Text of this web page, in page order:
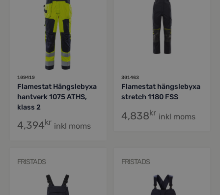
109419
Flamestat Hängslebyxa
hantverk 1075 ATHS,
klass 2
4,394kr inkl moms
301463
Flamestat hängslebyxa
stretch 1180 FSS
4,838kr inkl moms
FRISTADS FRISTADS